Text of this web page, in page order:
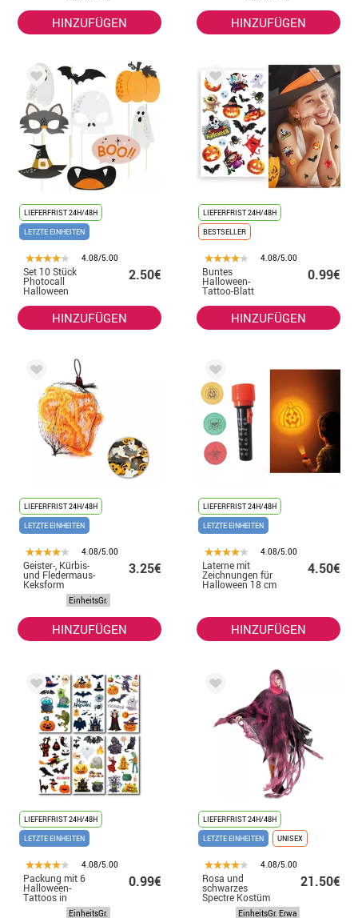
HINZUFÜGEN HINZUFÜGEN
LIEFERFRIST 24H/48H
LETZTE EINHEITEN
4.08/5.00
Set 10 Stück
Photocall
Halloween
2.50€
HINZUFÜGEN
LIEFERFRIST 24H/48H
BESTSELLER
4.08/5.00
Buntes
Halloween-
Tattoo-Blatt
0.99€
HINZUFÜGEN
LIEFERFRIST 24H/48H
LETZTE EINHEITEN
4.08/5.00
Geister-, Kürbis-
und Fledermaus-
Keksform
3.25€
EinheitsGr.
HINZUFÜGEN
LIEFERFRIST 24H/48H
LETZTE EINHEITEN
4.08/5.00
Laterne mit
Zeichnungen für
Halloween 18 cm
4.50€
HINZUFÜGEN
LIEFERFRIST 24H/48H
LETZTE EINHEITEN
4.08/5.00
Packung mit 6
Halloween-
Tattoos in
verschiedenen
0.99€
EinheitsGr.
LIEFERFRIST 24H/48H
LETZTE EINHEITEN
UNISEX
4.08/5.00
Rosa und
schwarzes
Spectre Kostüm
oder Tunika für
21.50€
EinheitsGr. Erwa